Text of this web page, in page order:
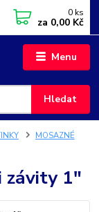
Menu
Hledat
0 ks
za 0,00 Kč
MOSAZNÉ
závity 1"